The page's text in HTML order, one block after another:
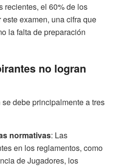
recientes, el 60% de los
examen, una cifra que
la falta de preparación
no logran
debe principalmente a tres
normativas: Las
en los reglamentos, como
de Jugadores, los